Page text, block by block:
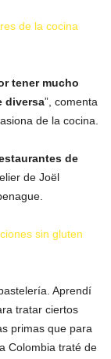
de la cocina
tener mucho
diversa”, comenta
de la cocina.
de
de Joël
sin gluten
Aprendí
tratar ciertos
primas que para
Colombia traté de